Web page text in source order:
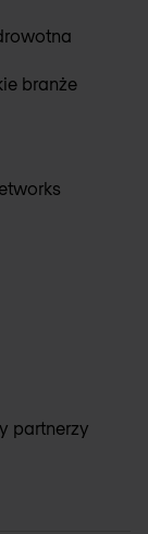
branże
partnerzy